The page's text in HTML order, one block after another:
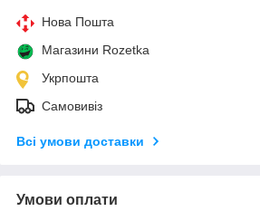
Нова Пошта
Магазини Rozetka
Укрпошта
Самовивіз
Всі умови доставки
Умови оплати